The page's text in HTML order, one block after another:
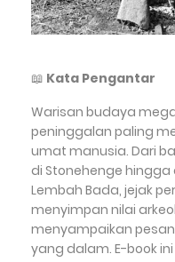
📖 Kata Pengantar
Warisan budaya
peninggalan paling
umat manusia. Dari
di Stonehenge
Lembah Bada, jejak
menyimpan nilai
menyampaikan
yang dalam. E-book